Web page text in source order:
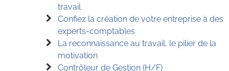
travail
Confiez la création de votre entreprise à des
experts-comptables
La reconnaissance au travail, le pilier de la
motivation
Contrôleur de Gestion (H/F)